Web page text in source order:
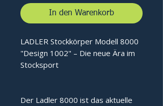
In den Warenkorb
LADLER Stockkörper Modell 8000
"Design 1002" – Die neue Ära im
Stocksport
Der Ladler 8000 ist das aktuelle